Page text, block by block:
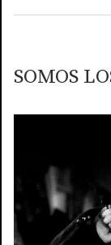
SOMOS